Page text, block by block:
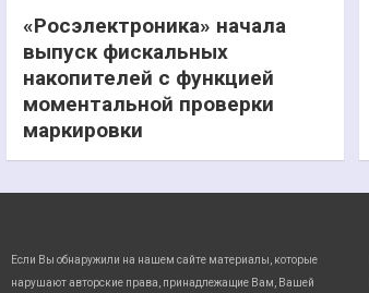
«Росэлектроника» начала
выпуск фискальных
накопителей с функцией
моментальной проверки
маркировки
Если Вы обнаружили на нашем сайте материалы, которые
нарушают авторские права, принадлежащие Вам, Вашей